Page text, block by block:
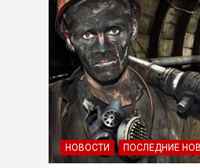
НОВОСТИ ПОСЛЕДНИЕ